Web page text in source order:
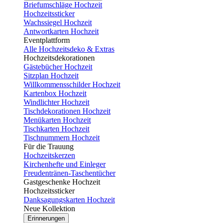
Briefumschläge Hochzeit
Hochzeitssticker
Wachssiegel Hochzeit
Antwortkarten Hochzeit
Eventplattform
Alle Hochzeitsdeko & Extras
Hochzeitsdekorationen
Gästebücher Hochzeit
Sitzplan Hochzeit
Willkommensschilder Hochzeit
Kartenbox Hochzeit
Windlichter Hochzeit
Tischdekorationen Hochzeit
Menükarten Hochzeit
Tischkarten Hochzeit
Tischnummern Hochzeit
Für die Trauung
Hochzeitskerzen
Kirchenhefte und Einleger
Freudentränen-Taschentücher
Gastgeschenke Hochzeit
Hochzeitssticker
Danksagungskarten Hochzeit
Neue Kollektion
Erinnerungen